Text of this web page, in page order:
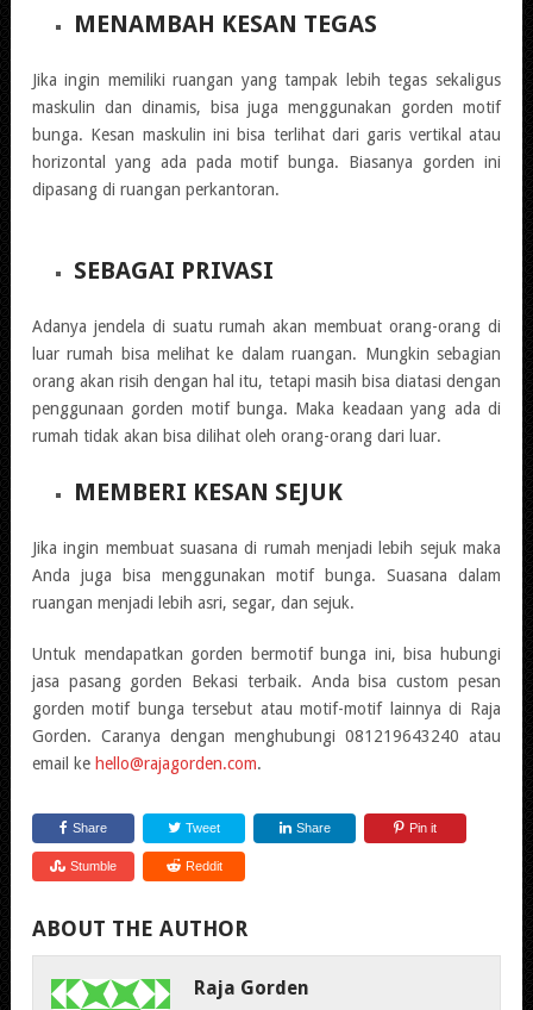
MENAMBAH KESAN TEGAS
Jika ingin memiliki ruangan yang tampak lebih tegas sekaligus
maskulin dan dinamis, bisa juga menggunakan gorden motif
bunga. Kesan maskulin ini bisa terlihat dari garis vertikal atau
horizontal yang ada pada motif bunga. Biasanya gorden ini
dipasang di ruangan perkantoran.
SEBAGAI PRIVASI
Adanya jendela di suatu rumah akan membuat orang-orang di
luar rumah bisa melihat ke dalam ruangan. Mungkin sebagian
orang akan risih dengan hal itu, tetapi masih bisa diatasi dengan
penggunaan gorden motif bunga. Maka keadaan yang ada di
rumah tidak akan bisa dilihat oleh orang-orang dari luar.
MEMBERI KESAN SEJUK
Jika ingin membuat suasana di rumah menjadi lebih sejuk maka
Anda juga bisa menggunakan motif bunga. Suasana dalam
ruangan menjadi lebih asri, segar, dan sejuk.
Untuk mendapatkan gorden bermotif bunga ini, bisa hubungi
jasa pasang gorden Bekasi terbaik. Anda bisa custom pesan
gorden motif bunga tersebut atau motif-motif lainnya di Raja
Gorden. Caranya dengan menghubungi 081219643240 atau
email ke hello@rajagorden.com.
Share Tweet Share Pin it
Stumble Reddit
ABOUT THE AUTHOR
Raja Gorden